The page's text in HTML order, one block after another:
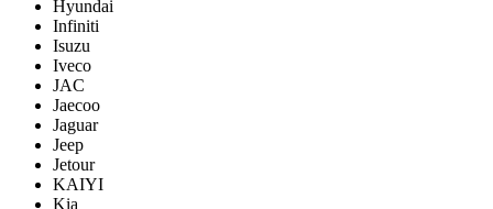
Hyundai
Infiniti
Isuzu
Iveco
JAC
Jaecoo
Jaguar
Jeep
Jetour
KAIYI
Kia